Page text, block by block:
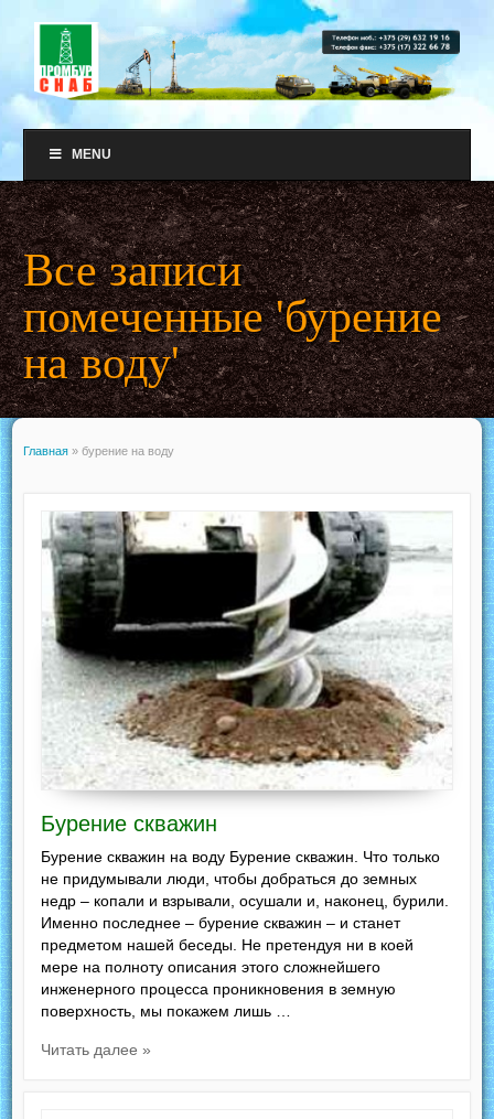
MENU
Все записи
помеченные 'бурение
на воду'
Главная » бурение на воду
Бурение скважин
Бурение скважин на воду Бурение скважин. Что только
не придумывали люди, чтобы добраться до земных
недр – копали и взрывали, осушали и, наконец, бурили.
Именно последнее – бурение скважин – и станет
предметом нашей беседы. Не претендуя ни в коей
мере на полноту описания этого сложнейшего
инженерного процесса проникновения в земную
поверхность, мы покажем лишь …
Читать далее »